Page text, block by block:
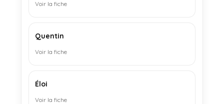
Voir la fiche
Quentin
Voir la fiche
Éloi
Voir la fiche